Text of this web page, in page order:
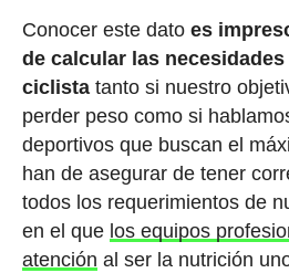
Conocer este dato es
de calcular las
ciclistatanto si nuestro
perder peso como si
deportivos que buscan el
han de asegurar de tener
todos los requerimientos de
en el que los equipos
atención al ser la nutrición